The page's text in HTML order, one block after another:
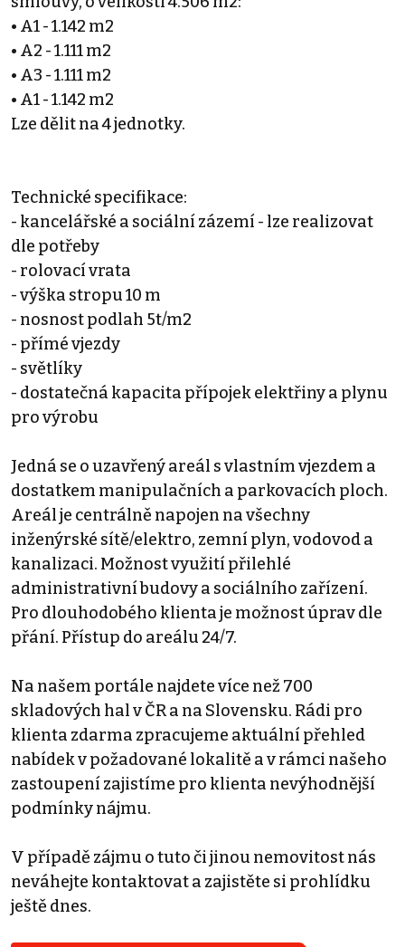
• A1 - 1.142 m2
• A2 - 1.111 m2
• A3 - 1.111 m2
• A1 - 1.142 m2
Lze dělit na 4 jednotky.
Technické specifikace:
- kancelářské a sociální zázemí - lze realizovat
dle potřeby
- rolovací vrata
- výška stropu 10 m
- nosnost podlah 5t/m2
- přímé vjezdy
- světlíky
- dostatečná kapacita přípojek elektřiny a plynu
pro výrobu
Jedná se o uzavřený areál s vlastním vjezdem a
dostatkem manipulačních a parkovacích ploch.
Areál je centrálně napojen na všechny
inženýrské sítě/elektro, zemní plyn, vodovod a
kanalizaci. Možnost využití přilehlé
administrativní budovy a sociálního zařízení.
Pro dlouhodobého klienta je možnost úprav dle
přání. Přístup do areálu 24/7.
Na našem portále najdete více než 700
skladových hal v ČR a na Slovensku. Rádi pro
klienta zdarma zpracujeme aktuální přehled
nabídek v požadované lokalitě a v rámci našeho
zastoupení zajistíme pro klienta nevýhodnější
podmínky nájmu.
V případě zájmu o tuto či jinou nemovitost nás
neváhejte kontaktovat a zajistěte si prohlídku
ještě dnes.